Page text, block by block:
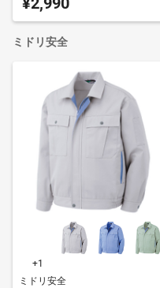
ミドリ安全
+1
ミドリ安全